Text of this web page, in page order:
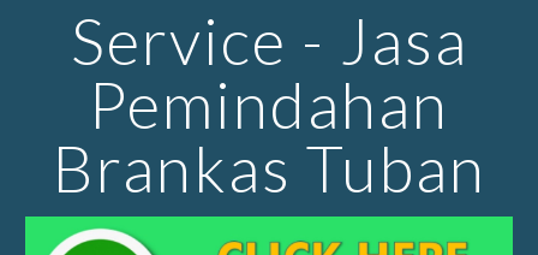
Service - Jasa
Pemindahan
Brankas Tuban